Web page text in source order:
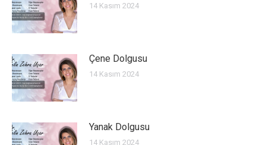
14 Kasım 2024
Çene Dolgusu
14 Kasım 2024
Yanak Dolgusu
14 Kasım 2024